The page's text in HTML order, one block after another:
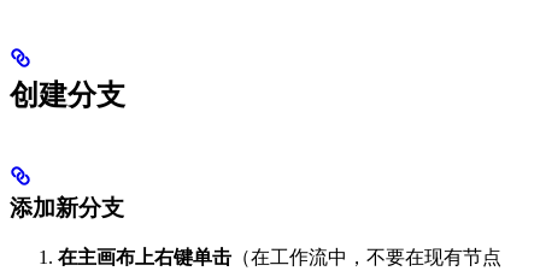
创建分支
添加新分支
在主画布上右键单击 （在工作流中，不要在现有节点